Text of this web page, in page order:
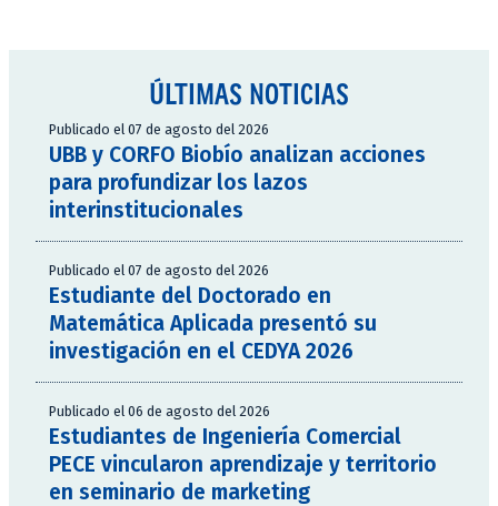
ÚLTIMAS NOTICIAS
Publicado el 07 de agosto del 2026
UBB y CORFO Biobío analizan acciones
para profundizar los lazos
interinstitucionales
Publicado el 07 de agosto del 2026
Estudiante del Doctorado en
Matemática Aplicada presentó su
investigación en el CEDYA 2026
Publicado el 06 de agosto del 2026
Estudiantes de Ingeniería Comercial
PECE vincularon aprendizaje y territorio
en seminario de marketing